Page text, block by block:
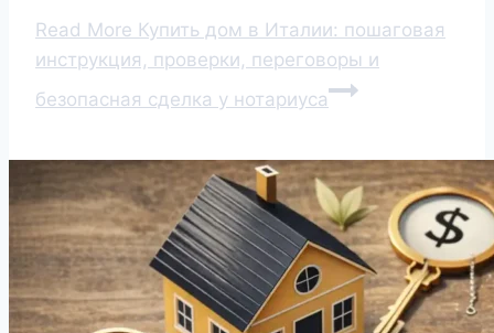
Read More Купить дом в Италии: пошаговая
инструкция, проверки, переговоры и
безопасная сделка у нотариуса